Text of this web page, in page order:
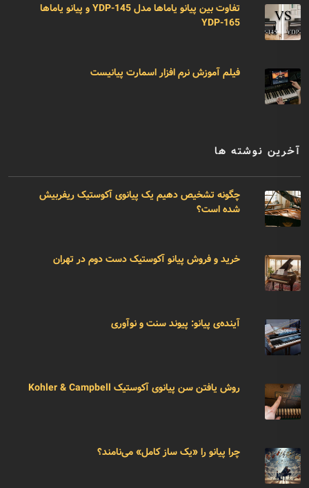
تفاوت بین پیانو یاماها مدل YDP-145 و پیانو یاماها
YDP-165
فیلم آموزش نرم افزار اسمارت پیانیست
آخرین نوشته ها
چگونه تشخیص دهیم یک پیانوی آکوستیک ریفربیش
شده است؟
خرید و فروش پیانو آکوستیک دست دوم در تهران
آینده‌ی پیانو: پیوند سنت و نوآوری
روش یافتن سن پیانوی آکوستیک Kohler & Campbell
چرا پیانو را «یک ساز کامل» می‌نامند؟